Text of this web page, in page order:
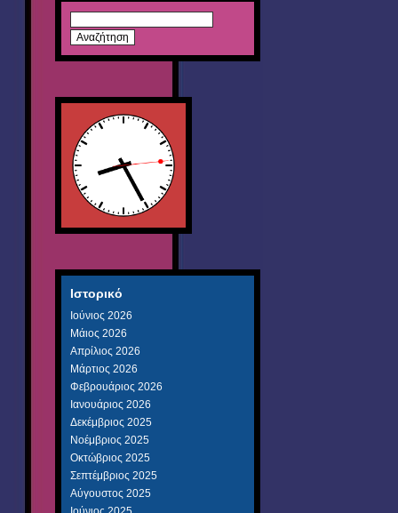
για:
Ιστορικό
Ιούνιος 2026
Μάιος 2026
Απρίλιος 2026
Μάρτιος 2026
Φεβρουάριος 2026
Ιανουάριος 2026
Δεκέμβριος 2025
Νοέμβριος 2025
Οκτώβριος 2025
Σεπτέμβριος 2025
Αύγουστος 2025